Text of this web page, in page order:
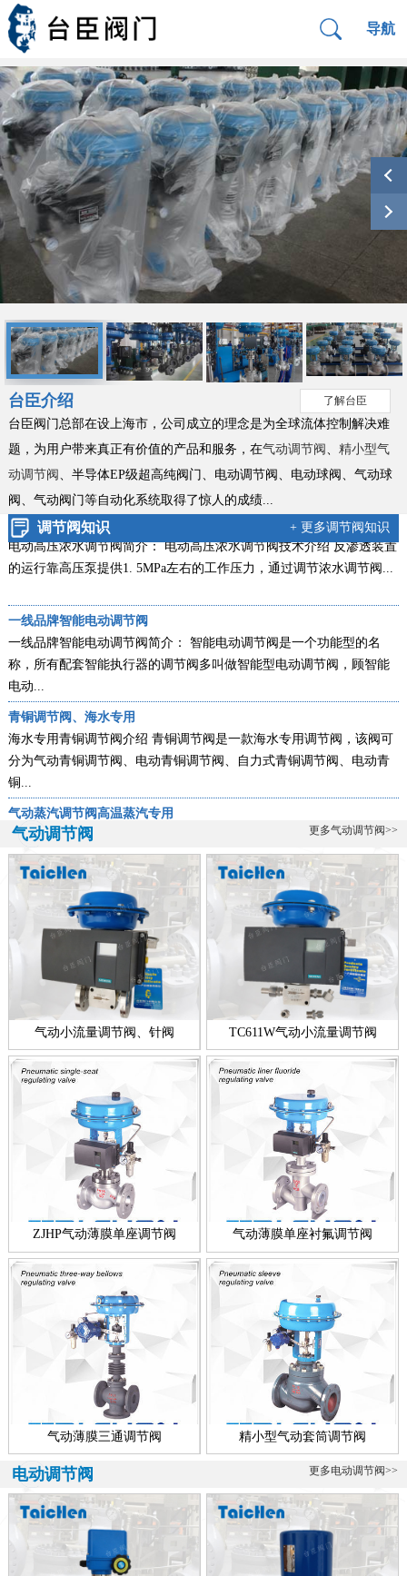
导航
台臣介绍 了解台臣
台臣阀门总部在设上海市，公司成立的理念是为全球流体控制解决难
题，为用户带来真正有价值的产品和服务，在气动调节阀 、 精小型气
动调节阀 、半导体EP级超高纯阀门、电动调节阀、电动球阀、气动球
阀、 气动阀门等自动化系统取得了惊人的成绩...
+ 更多调节阀知识
调节阀知识
新款零缺陷气动衬氟调节阀
气动衬氟调节阀新款简介：ZXPF气动衬氟调节阀新款零缺陷型产品，
良创...
电动高压浓水调节阀技术说明
电动高压浓水调节阀简介： 电动高压浓水调节阀技术介绍 反渗透装置
的运行靠高压泵提供1. 5MPa左右的工作压力，通过调节浓水调节阀...
一线品牌智能电动调节阀
一线品牌智能电动调节阀简介： 智能电动调节阀是一个功能型的名
称，所有配套智能执行器的调节阀多叫做智能型电动调节阀，顾智能
电动...
青铜调节阀、海水专用
海水专用青铜调节阀介绍 青铜调节阀是一款海水专用调节阀，该阀可
分为气动青铜调节阀、电动青铜调节阀、自力式青铜调节阀、电动青
铜...
气动蒸汽调节阀高温蒸汽专用
气动蒸汽调节阀-高温蒸汽专用阀ZXP-16KSW气动蒸汽调节阀是一款
专门用于高温蒸汽的调节阀，该阀由台臣阀门自主研发生产的，蒸汽
的特...
全不锈钢带指挥器操作式自力式压力调节阀
全不锈钢带指挥器操作式自力式压力调节阀简介： 台臣阀门专业研
发、设计、生产调节阀十余年，帮助用户解决各种流体控制难题，在
温度调...
新款零缺陷气动衬氟调节阀
气动衬氟调节阀新款简介：ZXPF气动衬氟调节阀新款零缺陷型产品，
是台臣阀门引进国外进口技术，结合衬里衬氟阀门工艺的基础上，改
良创...
电动高压浓水调节阀技术说明
电动高压浓水调节阀简介： 电动高压浓水调节阀技术介绍 反渗透装置
的运行靠高压泵提供1. 5MPa左右的工作压力，通过调节浓水调节阀...
一线品牌智能电动调节阀
一线品牌智能电动调节阀简介： 智能电动调节阀是一个功能型的名
称，所有配套智能执行器的调节阀多叫做智能型电动调节阀，顾智能
电动...
青铜调节阀、海水专用
海水专用青铜调节阀介绍 青铜调节阀是一款海水专用调节阀，该阀可
分为气动青铜调节阀、电动青铜调节阀、自力式青铜调节阀、电动青
气动调节阀 更多气动调节阀>>
气动小流量调节阀、针阀 TC611W气动小流量调节阀
ZJHP气动薄膜单座调节阀 气动薄膜单座衬氟调节阀
气动薄膜三通调节阀 精小型气动套筒调节阀
电动调节阀 更多电动调节阀>>